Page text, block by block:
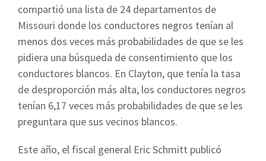
compartió una lista de 24 departamentos de
Missouri donde los conductores negros tenían al
menos dos veces más probabilidades de que se les
pidiera una búsqueda de consentimiento que los
conductores blancos. En Clayton, que tenía la tasa
de desproporción más alta, los conductores negros
tenían 6,17 veces más probabilidades de que se les
preguntara que sus vecinos blancos.
Este año, el fiscal general Eric Schmitt publicó